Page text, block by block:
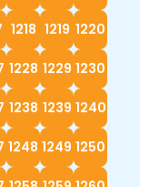
1218 1219 1220
1228 1229 1230
1238 1239 1240
1248 1249 1250